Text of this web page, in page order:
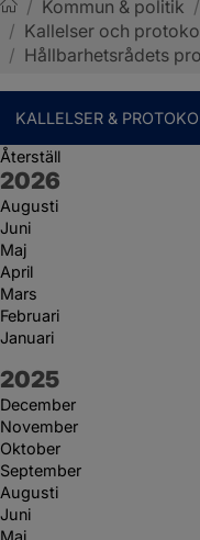
Sotenäs kommun
/ Kommun & politik /
/ Kallelser och
/ Hållbarhetsrådets
KALLELSER &
Återställ
År:
2026
Augusti
Juni
Maj
April
Mars
Februari
Januari
År:
2025
December
November
Oktober
September
Augusti
Juni